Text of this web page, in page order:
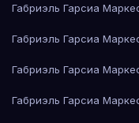
Габриэль Гарсиа
Габриэль Гарсиа
Габриэль Гарсиа
Габриэль Гарсиа